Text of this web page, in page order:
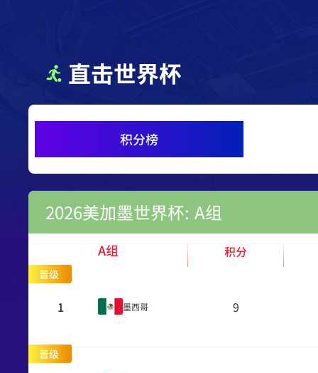
直击世界杯
积分榜
2026美加墨世界杯: A组
A组 积分
1
晋级
墨西哥 9
晋级